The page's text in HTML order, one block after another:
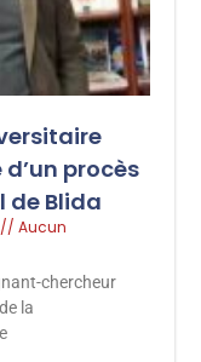
procès
de Blida
Aucun
chercheur
la